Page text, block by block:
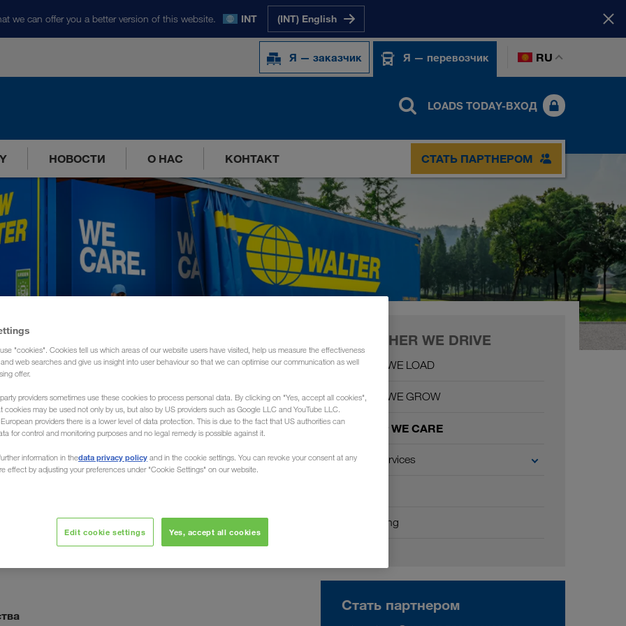
we can offer you a better version of this website. INT (INT) English
Я — заказчик Я — перевозчик RU
LOADS TODAY-ВХОД
НОВОСТИ О НАС КОНТАКТ СТАТЬ ПАРТНЕРОМ
и партнеров. Мы относимся друг к другу с
Таким образом, мы заботимся о том,
каждый день и чтобы мы могли вместе
TOGETHER WE DRIVE
Together WE LOAD
Together WE GROW
Together WE CARE
Carrier Services
Onboarding
Стать партнером
"cookies". Cookies tell us which areas of our website users have visited, help us measure the effectiveness
web searches and give us insight into user behaviour so that we can optimise our communication as well
offer.
providers sometimes use these cookies to process personal data. By clicking on "Yes, accept all cookies",
cookies may be used not only by us, but also by US providers such as Google LLC and YouTube LLC.
providers there is a lower level of data protection. This is due to the fact that US authorities can
for control and monitoring purposes and no legal remedy is possible against it.
information in thedata privacy policy and in the cookie settings. You can revoke your consent at any
effect by adjusting your preferences under "Cookie Settings" on our website.
Edit cookie settings Yes, accept all cookies